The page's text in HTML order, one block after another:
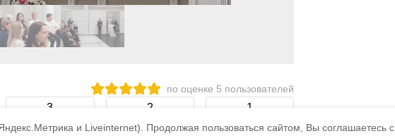
и Liveinternet). Продолжая пользоваться сайтом, Вы соглашаетесь с
по оценке 5 пользователей
3 2 1